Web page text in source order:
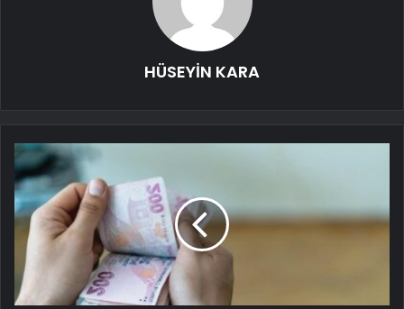
HÜSEYİN KARA